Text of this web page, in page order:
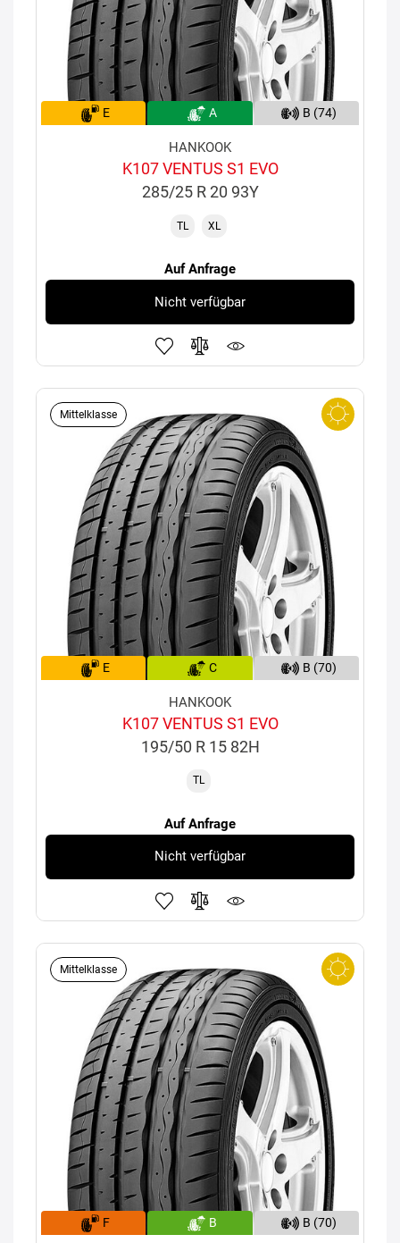
E A B (74)
HANKOOK
K107 VENTUS S1 EVO
285/25 R 20 93Y
TL XL
Auf Anfrage
Nicht verfügbar
Mittelklasse
E C B (70)
HANKOOK
K107 VENTUS S1 EVO
195/50 R 15 82H
TL
Auf Anfrage
Nicht verfügbar
Mittelklasse
F B B (70)